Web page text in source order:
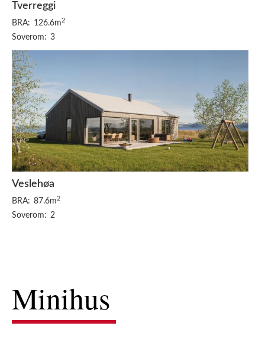
Tverreggi
BRA: 126.6m 2
Soverom: 3
Veslehøa
BRA: 87.6m 2
Soverom: 2
Minihus